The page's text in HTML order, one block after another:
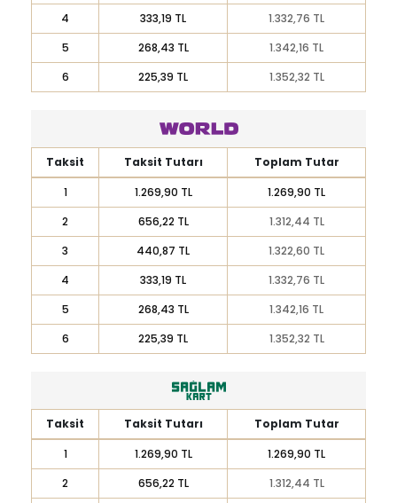
4
333,19 TL
1.332,76 TL
5
268,43 TL
1.342,16 TL
6
225,39 TL 1.352,32 TL
Taksit Taksit Tutarı
Toplam Tutar
1
1.269,90 TL
1.269,90 TL
2
656,22 TL
1.312,44 TL
3
440,87 TL
1.322,60 TL
4
333,19 TL
1.332,76 TL
5
268,43 TL
1.342,16 TL
6
225,39 TL 1.352,32 TL
Taksit Taksit Tutarı
Toplam Tutar
1
1.269,90 TL
1.269,90 TL
2
656,22 TL
1.312,44 TL